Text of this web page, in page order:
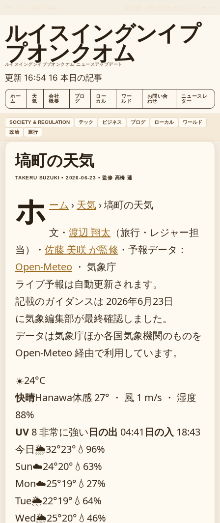
ルイスイングンイプ
プオンクオム
ルイスイングンイププオンクオム ニュースアップデート
更新 16:54 16 本日の記事
ホー
ム
天
気
会社
概要
ブロ
グ
ロー
カル
ワー
ルド
お問い合
わせ
ニュースレ
ター
SOCIETY & REGULATION テック ビジネス ブログ ローカル
ワールド
政治
旅行
塙町の天気
TAKERU SUZUKI • 2026-06-23 • 監修 高橋 蓮
ホ ーム › 天気 ›塙町の天気
文・ 渡辺 翔太 （旅行・レジャー担
当）
・ 佐藤 美咲 が監修 ・ 予報データ：
Open-Meteo ・ 気象庁
ライブ予報は自動更新されます。
記載のガイダンスは 2026年6月23日
に気象編集部が最終確認しました。
データは気象庁ほか各国気象機関のものを
Open-Meteo 経由で利用しています。
☀️24°C
快晴Hanawa体感 27° ・ 風 1 m/s ・ 湿度
88%
UV 8 非常に強い日の出 04:41 日の入 18:43
今日🌦️32°23° 💧96%
Sun☁️24°20° 💧63%
Mon☁️25°19° 💧27%
Tue🌦️22°19° 💧64%
Wed🌦️25°20° 💧46%